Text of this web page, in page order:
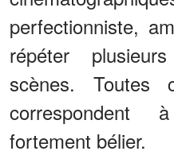
perfectionniste,
répéter
scènes. Toutes
correspondent
fortement bélier.